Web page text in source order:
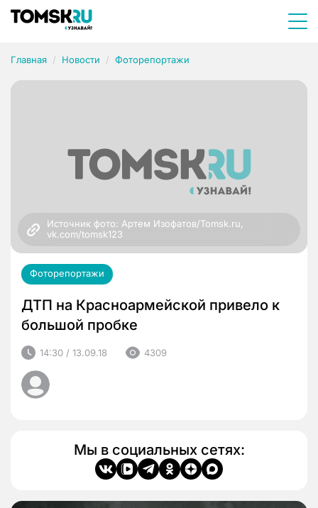
Главная Новости Фоторепортажи
Источник фото: Артем Изофатов/Tomsk.ru,
vk.com/tomsk123
Фоторепортажи
ДТП на Красноармейской привело к
большой пробке
14:30 / 13.09.18 4309
Мы в социальных сетях: